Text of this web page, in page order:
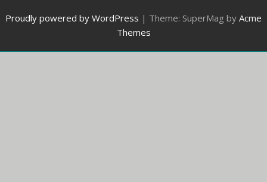
Proudly powered by WordPress | Theme: SuperMag by Acme
Themes